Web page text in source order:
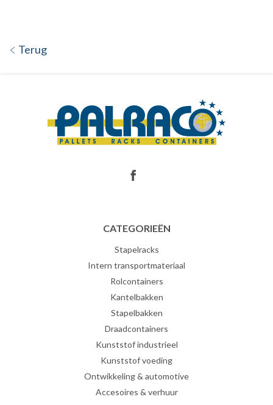
Terug
CATEGORIEËN
Stapelracks
Intern transportmateriaal
Rolcontainers
Kantelbakken
Stapelbakken
Draadcontainers
Kunststof industrieel
Kunststof voeding
Ontwikkeling & automotive
Accesoires & verhuur